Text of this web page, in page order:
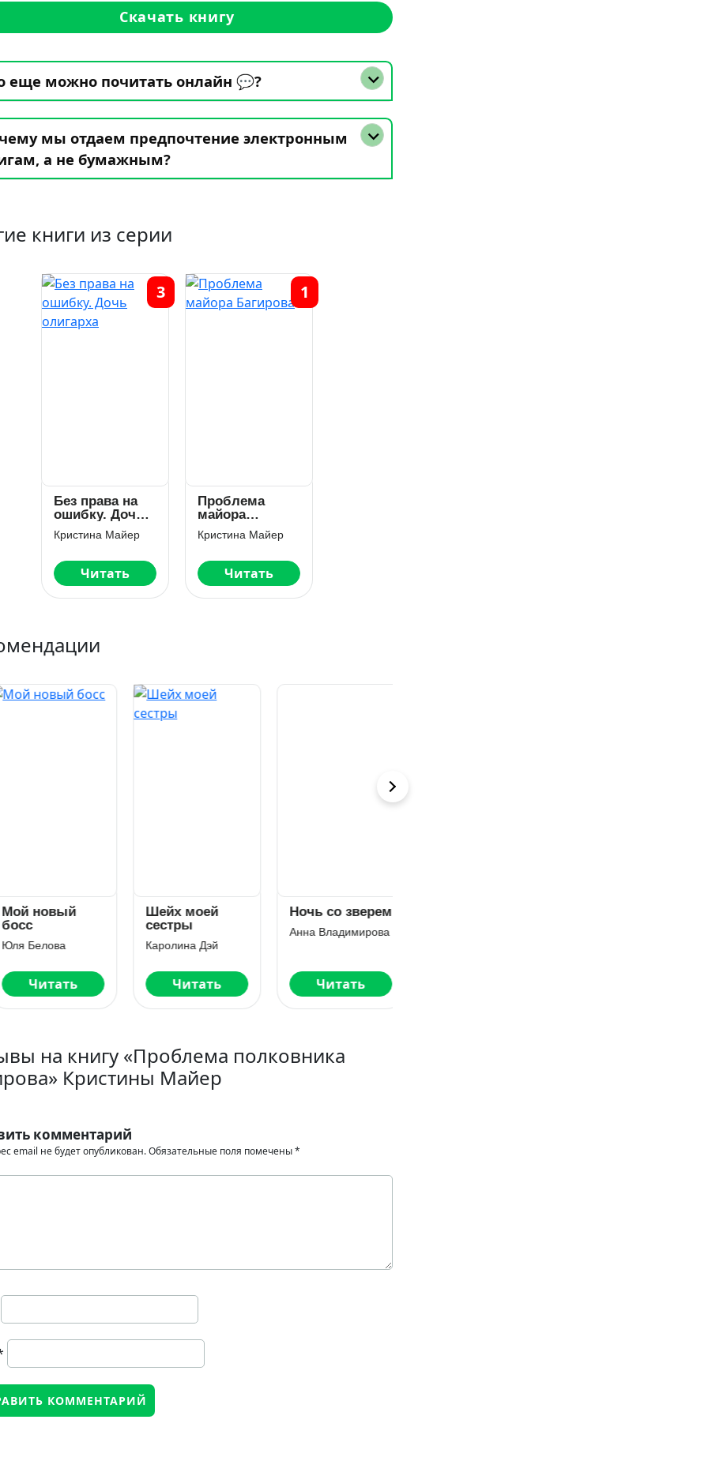
Скачать книгу
еще можно почитать онлайн 💬?
мы отдаем предпочтение электронным
а не бумажным?
книги из серии
Без права на
ошибку. Дочь
олигарха
Кристина Майер
Читать
3
Проблема
майора
Багирова
Кристина Майер
Читать
1
новый
Белова
Читать
Шейх моей
сестры
Каролина Дэй
Читать
Ночь со зверем
Анна Владимирова
Читать
на книгу «Проблема полковника
Кристины Майер
комментарий
email не будет опубликован.Обязательные поля помечены*